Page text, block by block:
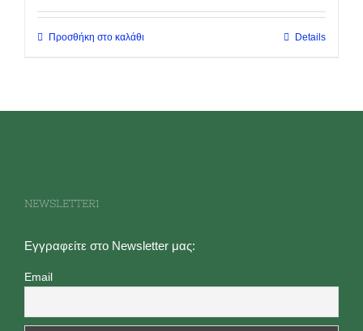
Προσθήκη στο καλάθι Details
NEWSLETTER1
Εγγραφείτε στο Newsletter μας:
Email